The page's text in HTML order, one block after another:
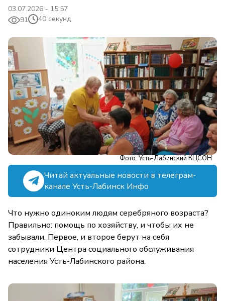
03.07.2026 - 15:57
91
40 секунд
Фото: Усть-Лабинский КЦСОН
Читай актуальные новости в телеграм-
канале Усть-Лабинск Инфо
Что нужно одиноким людям серебряного возраста?
Правильно: помощь по хозяйству, и чтобы их не
забывали. Первое, и второе берут на себя
сотрудники Центра социального обслуживания
населения Усть-Лабинского района.